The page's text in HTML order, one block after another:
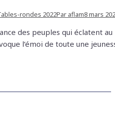
rondes 2022Par aflam8 mars
des peuples qui éclatent
l’émoi de toute une